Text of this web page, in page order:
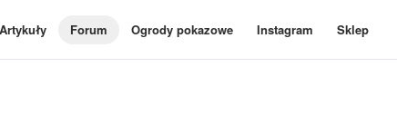
Artykuły Forum Ogrody pokazowe Instagram Sklep